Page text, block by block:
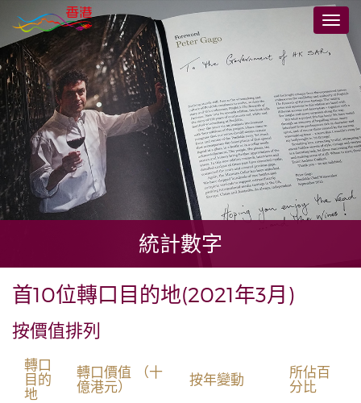
至
主
要
內
容
切
統計數字
首10位轉口目的地(2021年3月)
按價值排列
轉口
目的
地
轉口價值 （十
億港元）
按年變動
所佔百
分比